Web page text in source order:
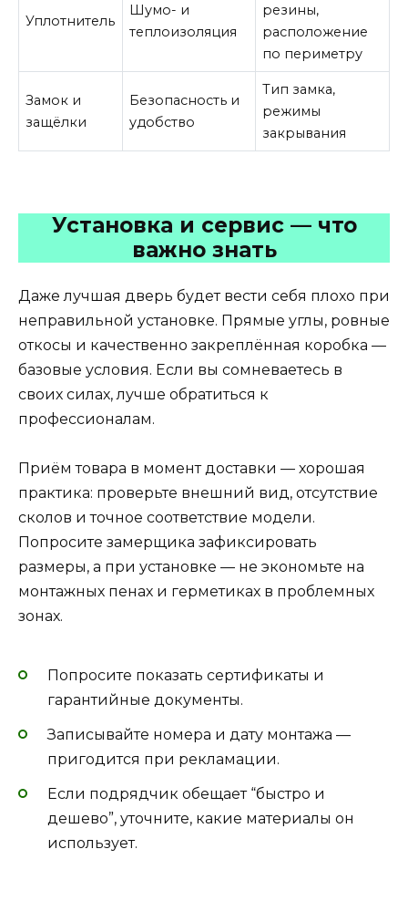
Уплотнитель
Шумо- и
теплоизоляция
резины,
расположение
по периметру
Замок и
защёлки
Безопасность и
удобство
Тип замка,
режимы
закрывания
Установка и сервис — что
важно знать
Даже лучшая дверь будет вести себя плохо при
неправильной установке. Прямые углы, ровные
откосы и качественно закреплённая коробка —
базовые условия. Если вы сомневаетесь в
своих силах, лучше обратиться к
профессионалам.
Приём товара в момент доставки — хорошая
практика: проверьте внешний вид, отсутствие
сколов и точное соответствие модели.
Попросите замерщика зафиксировать
размеры, а при установке — не экономьте на
монтажных пенах и герметиках в проблемных
зонах.
Попросите показать сертификаты и
гарантийные документы.
Записывайте номера и дату монтажа —
пригодится при рекламации.
Если подрядчик обещает “быстро и
дешево”, уточните, какие материалы он
использует.